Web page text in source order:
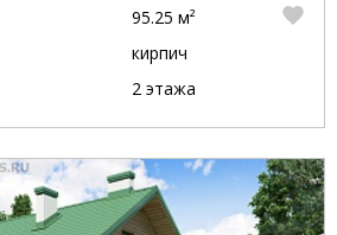
95.25 м²
кирпич
2 этажа